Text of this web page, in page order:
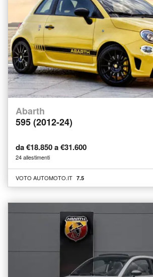
Abarth
595 (2012-24)
da €18.850 a €31.600
24 allestimenti
VOTO AUTOMOTO.IT 7.5